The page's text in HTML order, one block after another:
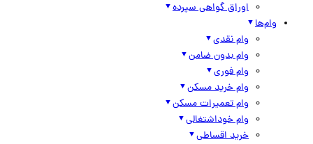
اوراق گواهی سپرده
وام‌ها
وام نقدی
وام بدون ضامن
وام فوری
وام خرید مسکن
وام تعمیرات مسکن
وام خوداشتغالی
خرید اقساطی